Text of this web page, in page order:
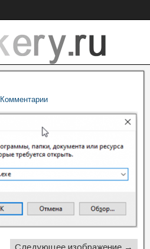
Комментарии